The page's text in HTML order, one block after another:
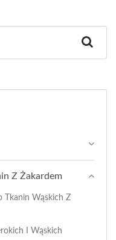
Z Żakardem
Tkanin Wąskich Z
I Wąskich